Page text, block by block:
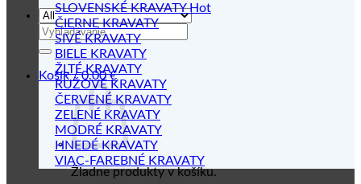
Hľadať:
Košík /0.00€
Žiadne produkty v košíku.
SLOVENSKÉ KRAVATY
ČIERNE KRAVATY
SIVÉ KRAVATY
BIELE KRAVATY
ŽLTÉ KRAVATY
RUŽOVÉ KRAVATY
ČERVENÉ KRAVATY
ZELENÉ KRAVATY
MODRÉ KRAVATY
HNEDÉ KRAVATY
VIAC-FAREBNÉ KRAVATY